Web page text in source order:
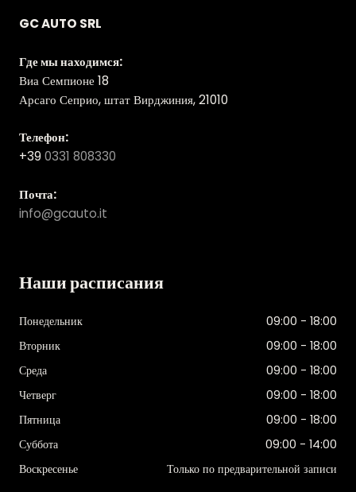
GC AUTO SRL
Где мы находимся:
Виа Семпионе 18
Арсаго Сеприо, штат Вирджиния, 21010
Телефон:
+39 0331 808330
Почта:
info@gcauto.it
Наши расписания
Понедельник
09:00 - 18:00
Вторник
09:00 - 18:00
Среда
09:00 - 18:00
Четверг
09:00 - 18:00
Пятница
09:00 - 18:00
Суббота
09:00 - 14:00
Воскресенье
Только по предварительной записи